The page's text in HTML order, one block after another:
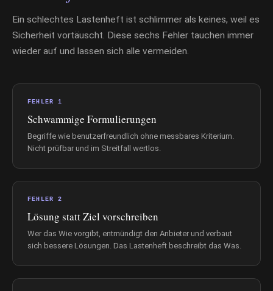
Ein schlechtes Lastenheft ist schlimmer als keines, weil es
Sicherheit vortäuscht. Diese sechs Fehler tauchen immer
wieder auf und lassen sich alle vermeiden.
FEHLER 1
Schwammige Formulierungen
Begriffe wie benutzerfreundlich ohne messbares Kriterium.
Nicht prüfbar und im Streitfall wertlos.
FEHLER 2
Lösung statt Ziel vorschreiben
Wer das Wie vorgibt, entmündigt den Anbieter und verbaut
sich bessere Lösungen. Das Lastenheft beschreibt das Was.